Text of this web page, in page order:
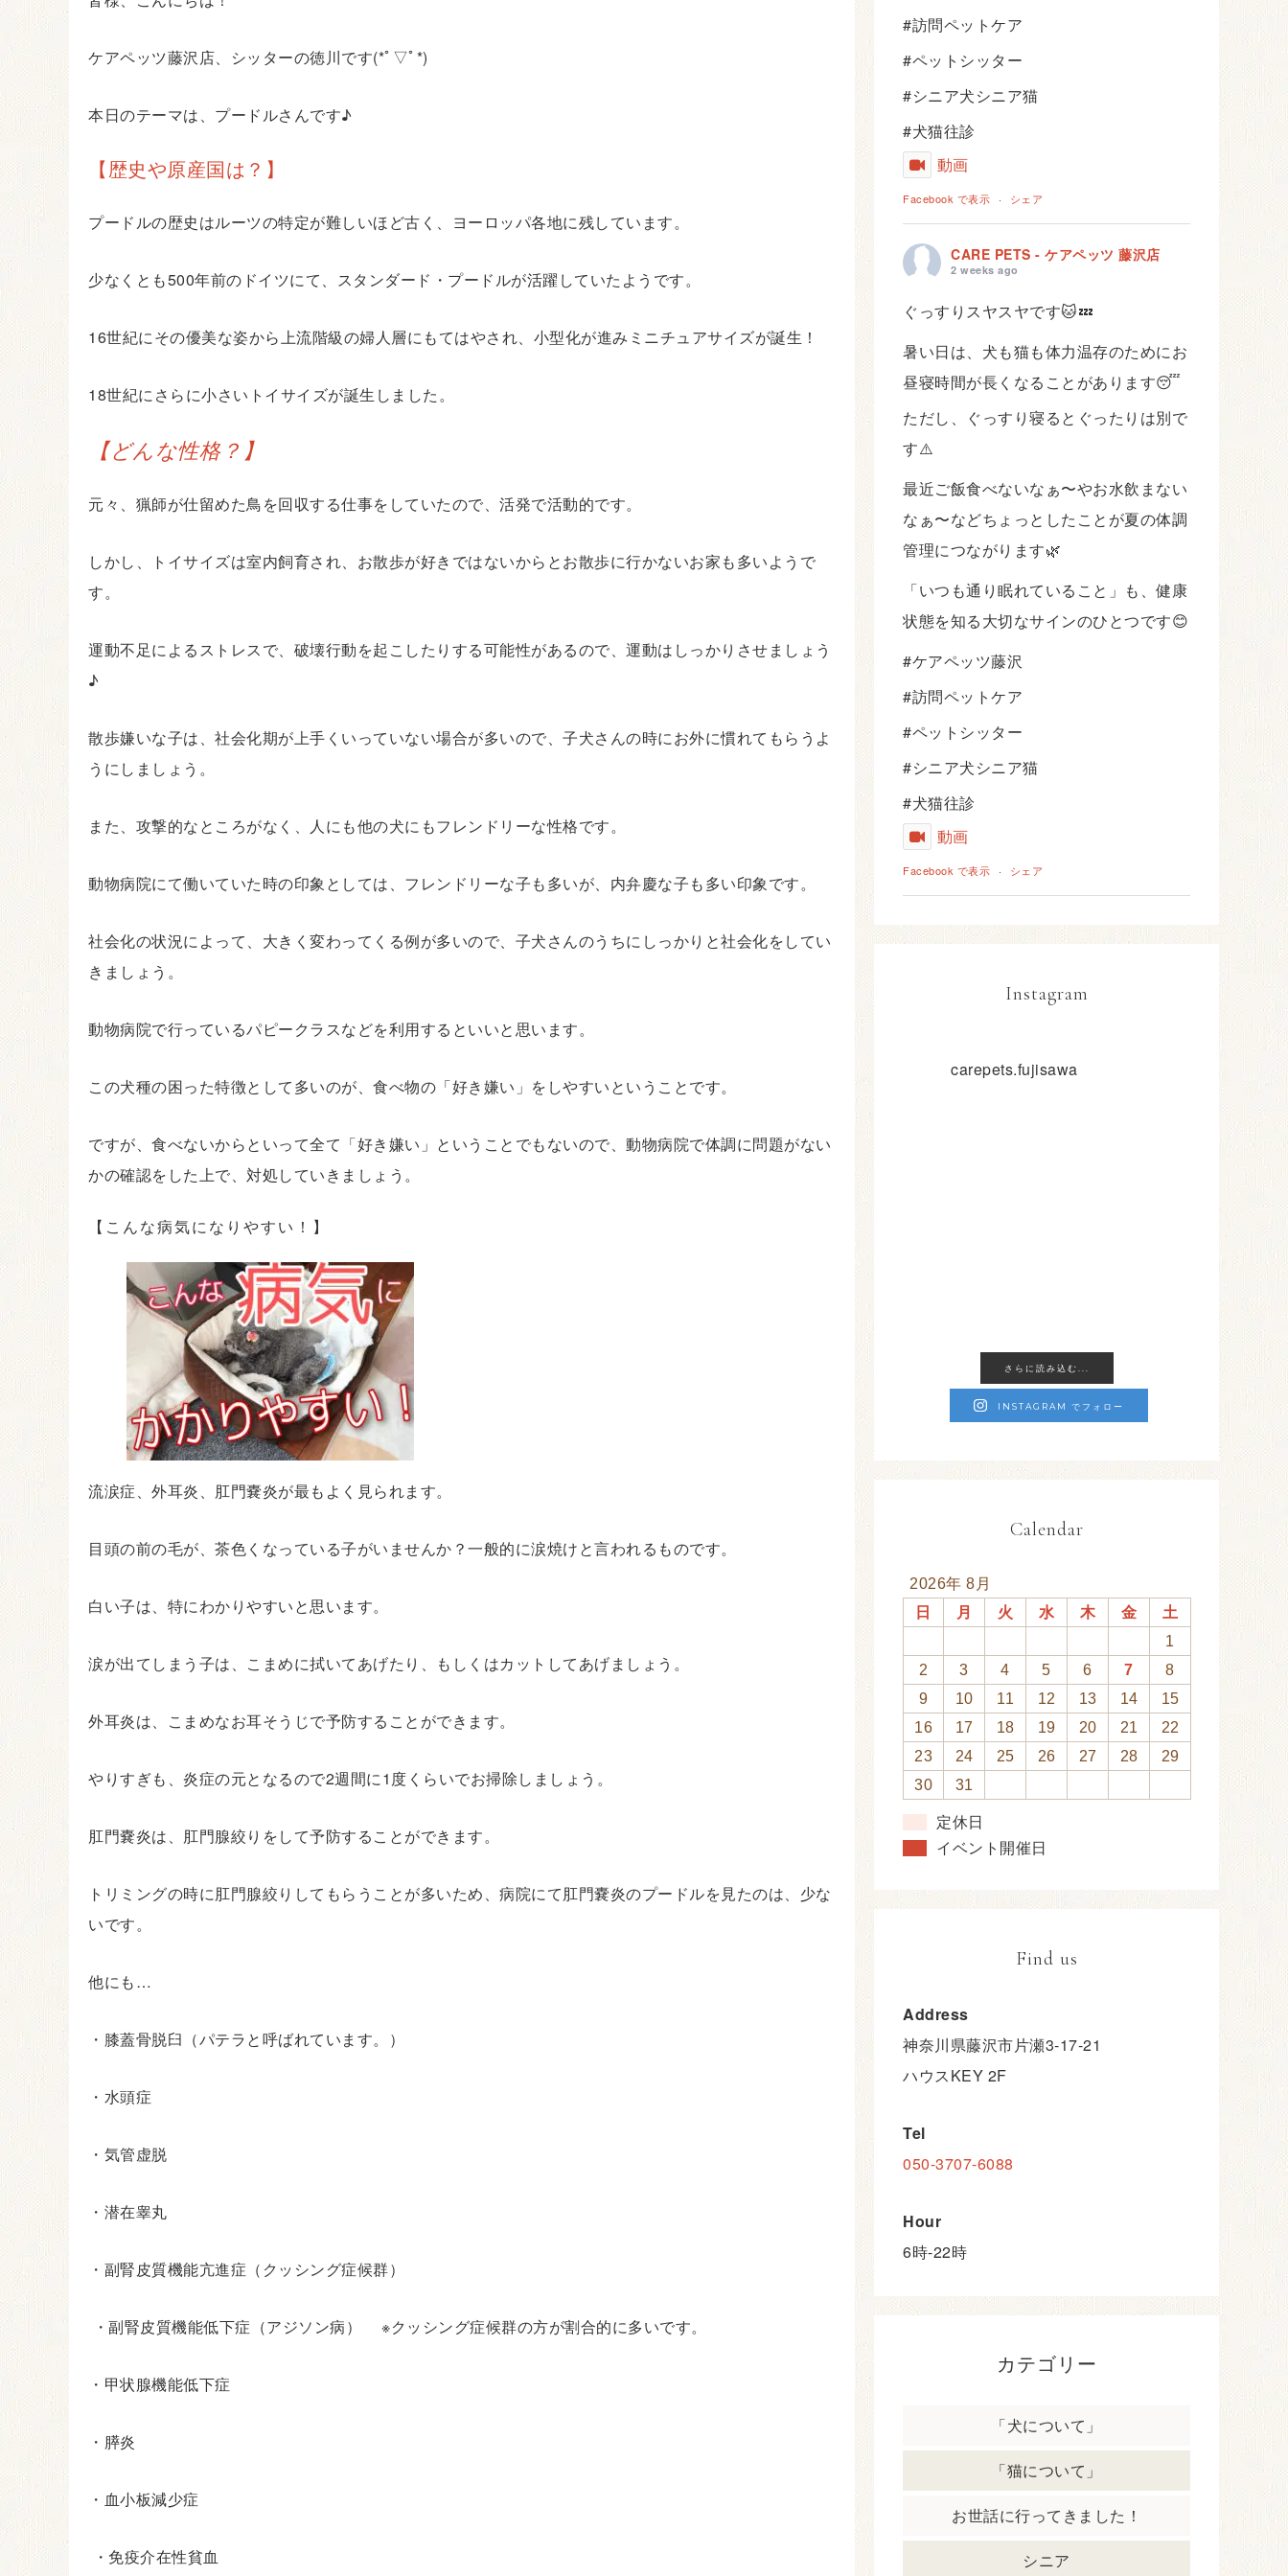
ケアペッツ藤沢店、シッターの徳川です(*ﾟ▽ﾟ*)
本日のテーマは、プードルさんです♪
【歴史や原産国は？】
プードルの歴史はルーツの特定が難しいほど古く、ヨーロッパ各地に残しています。
少なくとも500年前のドイツにて、スタンダード・プードルが活躍していたようです。
16世紀にその優美な姿から上流階級の婦人層にもてはやされ、小型化が進みミニチュアサイズが誕生！
18世紀にさらに小さいトイサイズが誕生しました。
【どんな性格？】
元々、猟師が仕留めた鳥を回収する仕事をしていたので、活発で活動的です。
しかし、トイサイズは室内飼育され、お散歩が好きではないからとお散歩に行かないお家も多いようで
す。
運動不足によるストレスで、破壊行動を起こしたりする可能性があるので、運動はしっかりさせましょう
♪
散歩嫌いな子は、社会化期が上手くいっていない場合が多いので、子犬さんの時にお外に慣れてもらうよ
うにしましょう。
また、攻撃的なところがなく、人にも他の犬にもフレンドリーな性格です。
動物病院にて働いていた時の印象としては、フレンドリーな子も多いが、内弁慶な子も多い印象です。
社会化の状況によって、大きく変わってくる例が多いので、子犬さんのうちにしっかりと社会化をしてい
きましょう。
動物病院で行っているパピークラスなどを利用するといいと思います。
この犬種の困った特徴として多いのが、食べ物の「好き嫌い」をしやすいということです。
ですが、食べないからといって全て「好き嫌い」ということでもないので、動物病院で体調に問題がない
かの確認をした上で、対処していきましょう。
【こんな病気になりやすい！】
流涙症、外耳炎、肛門嚢炎が最もよく見られます。
目頭の前の毛が、茶色くなっている子がいませんか？一般的に涙焼けと言われるものです。
白い子は、特にわかりやすいと思います。
涙が出てしまう子は、こまめに拭いてあげたり、もしくはカットしてあげましょう。
外耳炎は、こまめなお耳そうじで予防することができます。
やりすぎも、炎症の元となるので2週間に1度くらいでお掃除しましょう。
肛門嚢炎は、肛門腺絞りをして予防することができます。
トリミングの時に肛門腺絞りしてもらうことが多いため、病院にて肛門嚢炎のプードルを見たのは、少な
いです。
他にも…
・膝蓋骨脱臼（パテラと呼ばれています。）
・水頭症
・気管虚脱
・潜在睾丸
・副腎皮質機能亢進症（クッシング症候群）
・副腎皮質機能低下症（アジソン病） ※クッシング症候群の方が割合的に多いです。
・甲状腺機能低下症
・膵炎
・血小板減少症
・免疫介在性貧血
#訪問ペットケア
#ペットシッター
#シニア犬シニア猫
#犬猫往診
動画
Facebook で表示 · シェア
CARE PETS - ケアペッツ 藤沢店
2 weeks ago
ぐっすりスヤスヤです🐱💤
暑い日は、犬も猫も体力温存のためにお
昼寝時間が長くなることがあります😴
ただし、ぐっすり寝るとぐったりは別で
す⚠️
最近ご飯食べないなぁ〜やお水飲まない
なぁ〜などちょっとしたことが夏の体調
管理につながります🌿
「いつも通り眠れていること」も、健康
状態を知る大切なサインのひとつです😊
#ケアペッツ藤沢
#訪問ペットケア
#ペットシッター
#シニア犬シニア猫
#犬猫往診
動画
Facebook で表示 · シェア
Instagram
carepets.fujisawa
Calendar
2026年 8月
日
月 火 水 木 金
土
2
3
9
10 11 12
Address
ハウスKEY 2F
カテゴリー
「犬について」